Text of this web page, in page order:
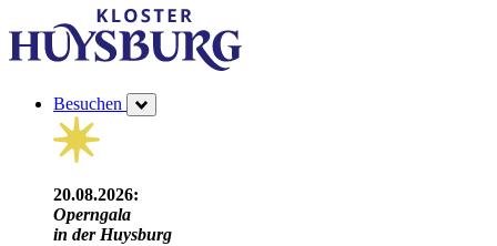
Besuchen
20.08.2026:
Operngala
in der Huysburg